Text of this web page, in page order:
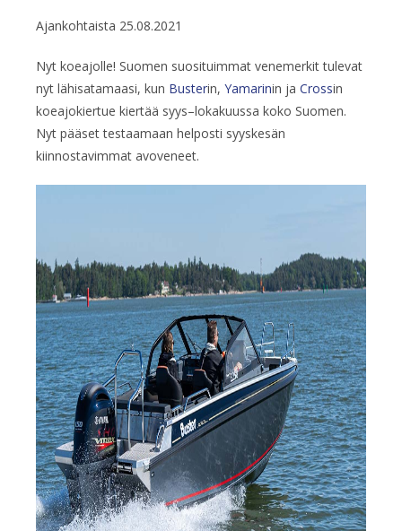
Ajankohtaista 25.08.2021
Nyt koeajolle! Suomen suosituimmat venemerkit tulevat
nyt lähisatamaasi, kun Busterin, Yamarinin ja Crossin
koeajokiertue kiertää syys–lokakuussa koko Suomen.
Nyt pääset testaamaan helposti syyskesän
kiinnostavimmat avoveneet.